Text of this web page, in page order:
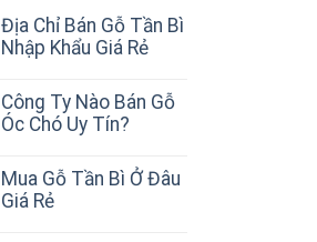
Địa Chỉ Bán Gỗ Tần Bì
Nhập Khẩu Giá Rẻ
Công Ty Nào Bán Gỗ
Óc Chó Uy Tín?
Mua Gỗ Tần Bì Ở Đâu
Giá Rẻ